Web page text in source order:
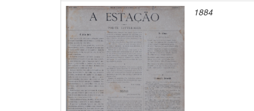
1884